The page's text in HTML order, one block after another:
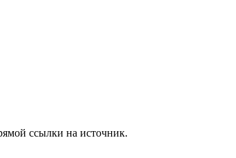
ссылки на источник.